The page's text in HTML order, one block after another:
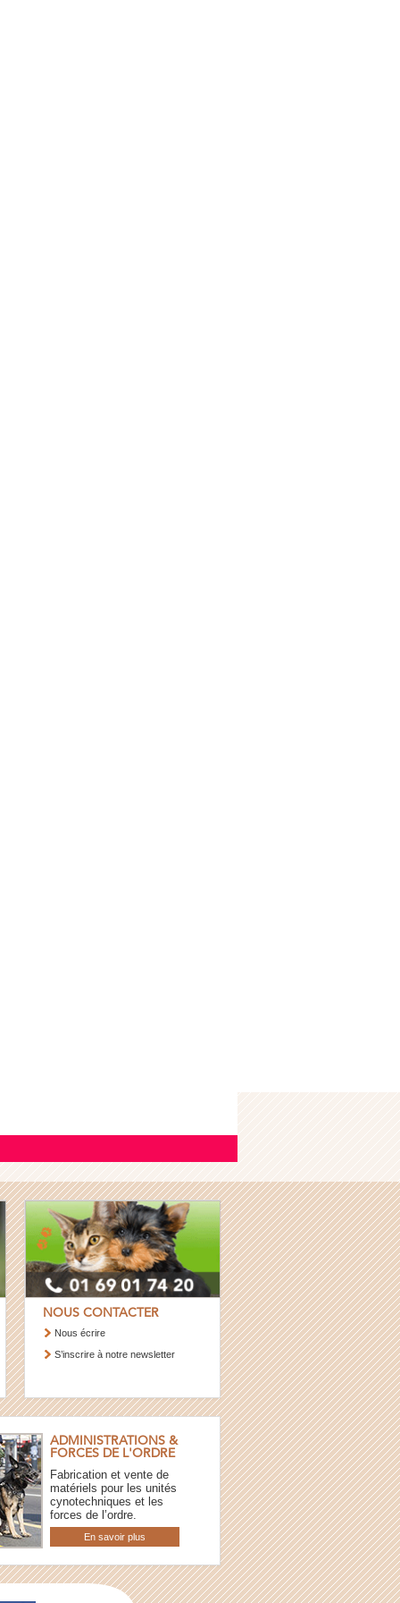
NOUS CONTACTER
Nous écrire
S’inscrire à notre newsletter
ADMINISTRATIONS &
FORCES DE L'ORDRE
Fabrication et vente de
matériels pour les unités
cynotechniques et les
forces de l’ordre.
En savoir plus